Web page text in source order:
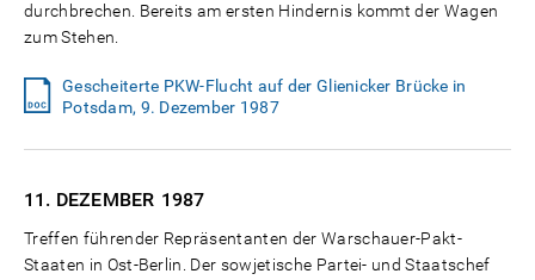
durchbrechen. Bereits am ersten Hindernis kommt der Wagen
zum Stehen.
Gescheiterte PKW-Flucht auf der Glienicker Brücke in
Potsdam, 9. Dezember 1987
11. DEZEMBER 1987
Treffen führender Repräsentanten der Warschauer-Pakt-
Staaten in Ost-Berlin. Der sowjetische Partei- und Staatschef